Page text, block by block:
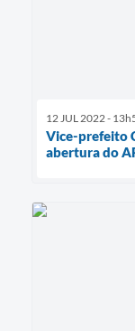
12 JUL 2022 -
Vice-prefeito
abertura do